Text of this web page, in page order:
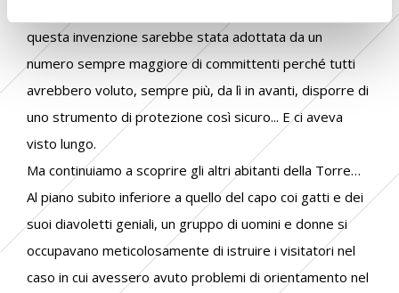
questa invenzione sarebbe stata adottata da un
numero sempre maggiore di committenti perché tutti
avrebbero voluto, sempre più, da lì in avanti, disporre di
uno strumento di protezione così sicuro... E ci aveva
visto lungo.
Ma continuiamo a scoprire gli altri abitanti della Torre…
Al piano subito inferiore a quello del capo coi gatti e dei
suoi diavoletti geniali, un gruppo di uomini e donne si
occupavano meticolosamente di istruire i visitatori nel
caso in cui avessero avuto problemi di orientamento nel